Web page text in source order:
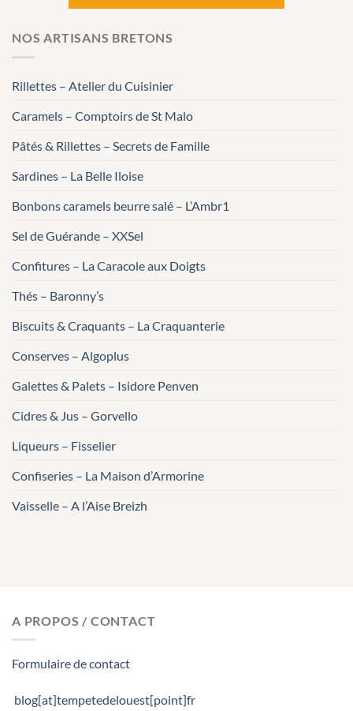
NOS ARTISANS BRETONS
Rillettes – Atelier du Cuisinier
Caramels – Comptoirs de St Malo
Pâtés & Rillettes – Secrets de Famille
Sardines – La Belle Iloise
Bonbons caramels beurre salé – L’Ambr1
Sel de Guérande – XXSel
Confitures – La Caracole aux Doigts
Thés – Baronny’s
Biscuits & Craquants – La Craquanterie
Conserves – Algoplus
Galettes & Palets – Isidore Penven
Cidres & Jus – Gorvello
Liqueurs – Fisselier
Confiseries – La Maison d’Armorine
Vaisselle – A l’Aise Breizh
A PROPOS / CONTACT
Formulaire de contact
blog[at]tempetedelouest[point]fr